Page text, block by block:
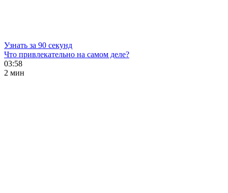
Узнать за 90 секунд
Что привлекательно на самом деле?
03:58
2 мин